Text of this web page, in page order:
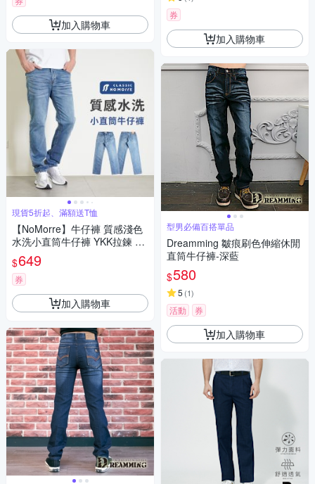
加入購物車
現貨5折起、滿額送T恤
【NoMorre】牛仔褲 質感淺色
水洗小直筒牛仔褲 YKK拉鍊 嚴
選優質彈力牛仔布 M-2L 台灣
現貨 #5749
$649
券
加入購物車
券
加入購物車
型男必備百搭單品
Dreamming 皺痕刷色伸縮休閒
直筒牛仔褲-深藍
$580
5 (1)
活動 券
加入購物車